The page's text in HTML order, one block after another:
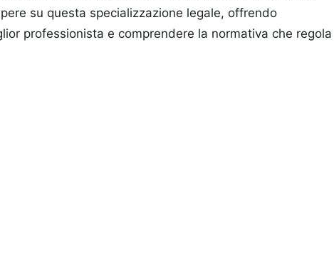
su questa specializzazione legale, offrendo
professionista e comprendere la normativa che regola